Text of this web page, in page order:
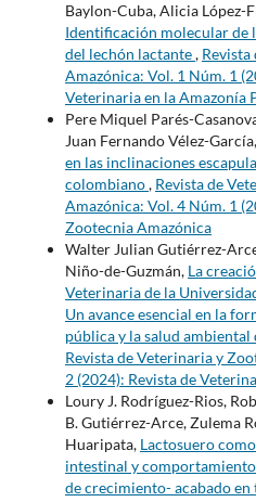
Baylon-Cuba, Alicia López-
Identificación molecular
del lechón lactante,
Amazónica: Vol. 1 Núm. 1
Veterinaria en la Amazonía
Pere Miquel Parés-
Juan Fernando Vélez-García,
en las inclinaciones
colombiano, Revista de
Amazónica: Vol. 4 Núm. 1
Zootecnia Amazónica
Walter Julian Gutiérrez-
Niño-de-Guzmán, La
Veterinaria de la
Un avance esencial en la
pública y la salud ambiental
Revista de Veterinaria y
2 (2024): Revista de
Loury J. Rodríguez-Rios,
B. Gutiérrez-Arce, Zulema
Huaripata, Lactosuero
intestinal y
de crecimiento- acabado